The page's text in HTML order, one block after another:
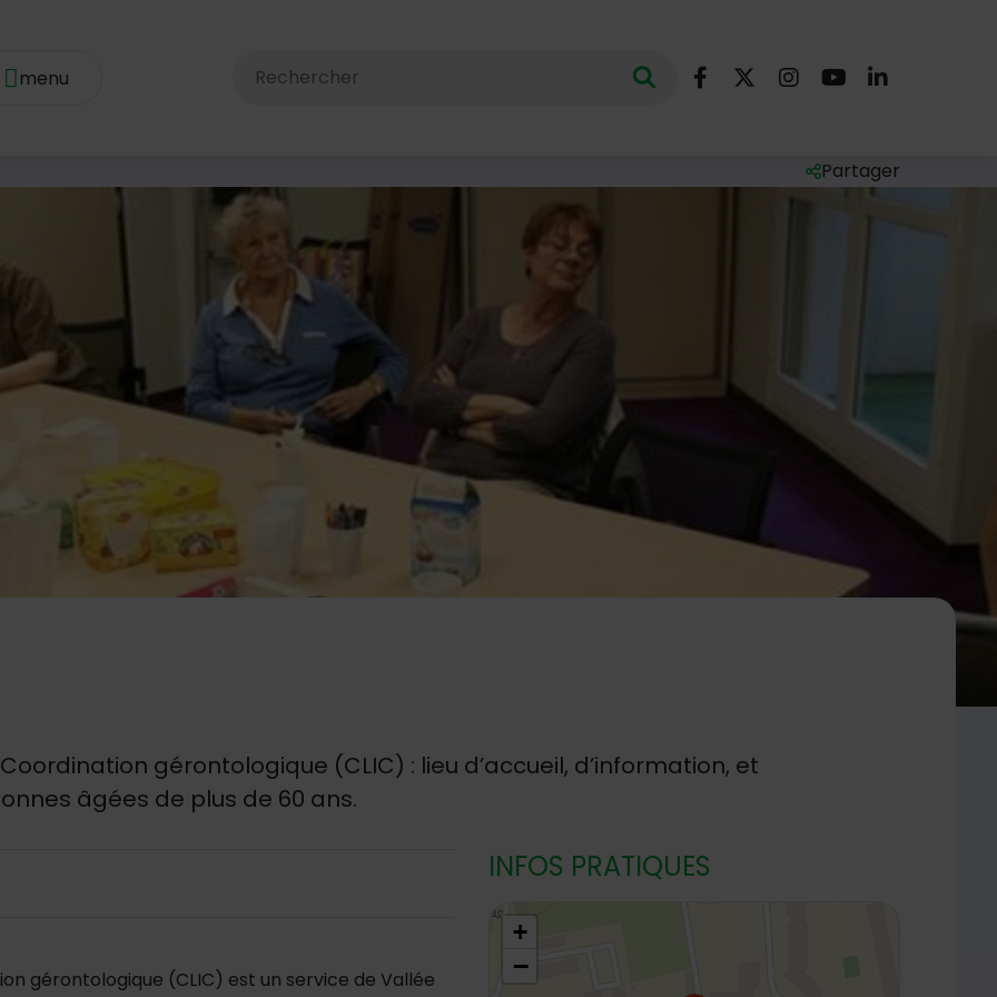
Rechercher dans le site avec des mots clés au minimum de 3 caractères
Lancer la recherche
Nous suivre
Facebook
X (Twitter)
Instagram
YouTubeLinkedIn
Liste des liens de
Partager
gérontologique (CLIC) : lieu d’accueil, d’information, et
âgées de plus de 60 ans.
gérontologique (CLIC) est un service de Vallée
INFOS PRATIQUES
48.795171,2.306357
+
−